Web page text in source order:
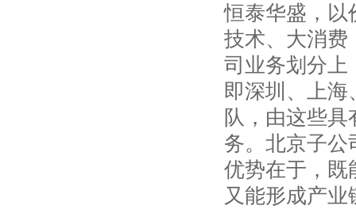
恒泰华盛，以
技术、大消费
司业务划分上
即深圳、上海
队，由这些
务。北京子公
优势在于，既
又能形成产